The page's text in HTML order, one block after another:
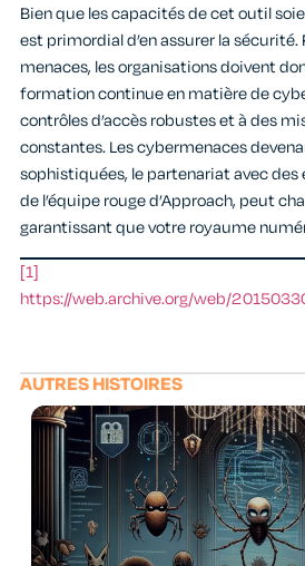
Bien que les capacités de cet outil
est primordial d’en assurer la sécurité.
menaces, les organisations doivent
formation continue en matière de
contrôles d’accès robustes et à des
constantes. Les cybermenaces
sophistiquées, le partenariat avec
de l’équipe rouge d’Approach, peut
garantissant que votre royaume
[1]
https://web.archive.org/web/
AUTRES HISTOIRES